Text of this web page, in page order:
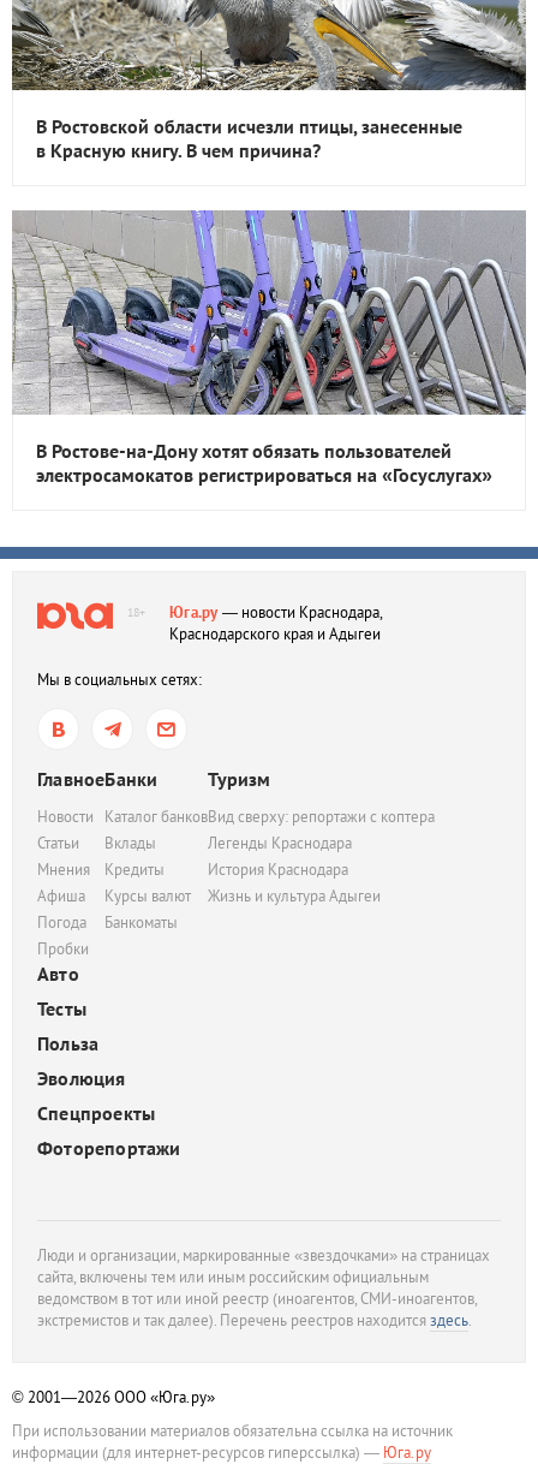
В Ростовской области исчезли птицы, занесенные
в Красную книгу. В чем причина?
В Ростове-на-Дону хотят обязать пользователей
электросамокатов регистрироваться на «Госуслугах»
18+ Юга.ру— новости Краснодара,
Краснодарского края и Адыгеи
Мы в социальных сетях:
Главное
Новости
Статьи
Мнения
Афиша
Погода
Пробки
Банки
Каталог банков
Вклады
Кредиты
Курсы валют
Банкоматы
Туризм
Вид сверху: репортажи с коптера
Легенды Краснодара
История Краснодара
Жизнь и культура Адыгеи
Авто
Тесты
Польза
Эволюция
Спецпроекты
Фоторепортажи
Люди и организации, маркированные «звездочками» на страницах
сайта, включены тем или иным российским официальным
ведомством в тот или иной реестр (иноагентов, СМИ-иноагентов,
экстремистов и так далее). Перечень реестров находитсяздесь.
© 2001—2026ООО «Юга.ру»
При использовании материалов обязательна ссылка на источник
информации (для интернет-ресурсов гиперссылка) — Юга.ру